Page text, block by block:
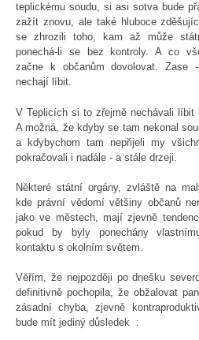
teplickému soudu, si asi sotva bude
zažít znovu, ale také hluboce
se zhrozili toho, kam až může
ponechá-li se bez kontroly. A co
začne k občanům dovolovat. Zase
nechají líbit.
V Teplicích si to zřejmě nechávali líbit
A možná, že kdyby se tam nekonal
a kdybychom tam nepřijeli my
pokračovali i nadále - a stále drzeji.
Některé státní orgány, zvláště na
kde právní vědomí většiny občanů
jako ve městech, mají zjevně
pokud by byly ponechány
kontaktu s okolním světem.
Věřím, že nejpozději po dnešku
definitivně pochopila, že obžalovat
zásadní chyba, zjevně
bude mít jediný důsledek :